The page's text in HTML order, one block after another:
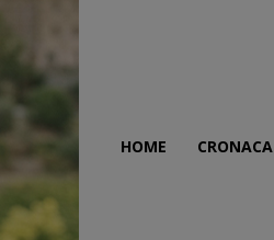
HOME CRONACA